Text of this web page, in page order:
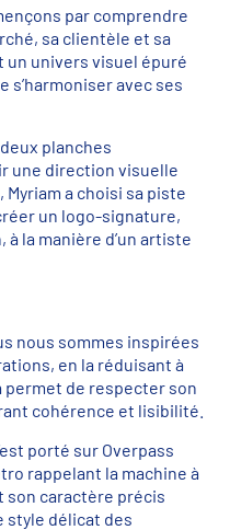
par comprendre
sa clientèle et sa
univers visuel épuré
s’harmoniser avec ses
planches
une direction visuelle
a choisi sa piste
un logo-signature,
la manière d’un artiste
nous sommes inspirées
en la réduisant à
de respecter son
cohérence et lisibilité.
porté sur Overpass
rappelant la machine à
son caractère précis
style délicat des